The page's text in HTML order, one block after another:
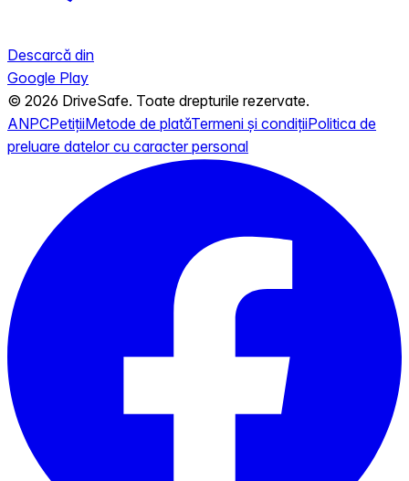
Descarcă din
Google Play
© 2026 DriveSafe. Toate drepturile rezervate.
ANPCPetițiiMetode de platăTermeni și condițiiPolitica de
preluare datelor cu caracter personal